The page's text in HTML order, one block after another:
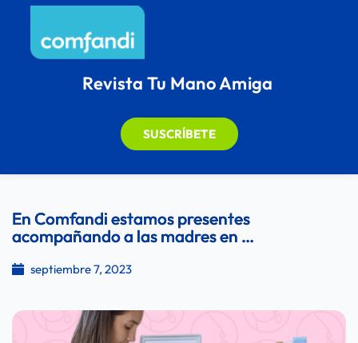
Revista Tu Mano Amiga
SUSCRÍBETE
En Comfandi estamos presentes
acompañando a las madres en …
septiembre 7, 2023